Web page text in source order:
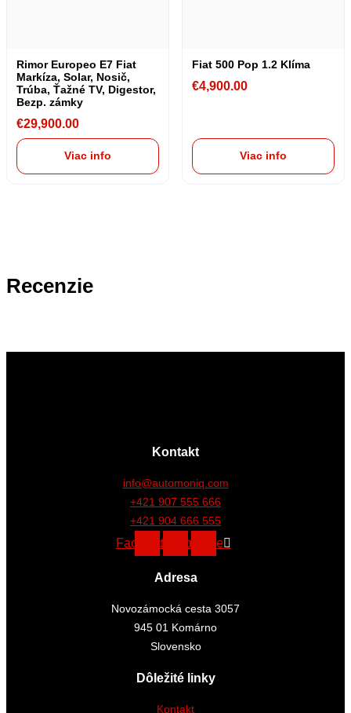
Rimor Europeo E7 Fiat
Markíza, Solar, Nosič,
Trúba, Ťažné TV, Digestor,
Bezp. zámky
€29,900.00
Viac info
Fiat 500 Pop 1.2 Klíma
€4,900.00
Viac info
Recenzie
Kontakt
info@automoniq.com
+421 907 555 666
+421 904 666 555
FacebookInstagramYoutube
Adresa
Novozámocká cesta 3057
945 01 Komárno
Slovensko
Dôležité linky
Kontakt